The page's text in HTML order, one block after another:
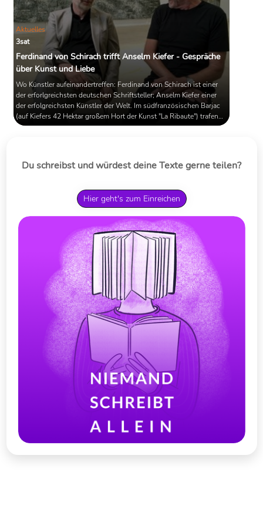
Aktuelles
3sat
Ferdinand von Schirach trifft Anselm Kiefer - Gespräche
über Kunst und Liebe
Wo Künstler aufeinandertreffen: Ferdinand von Schirach ist einer
der erforlgreichsten deutschen Schriftsteller; Anselm Kiefer einer
der erfolgreichsten Künstler der Welt. Im südfranzösischen Barjac
(auf Kiefers 42 Hektar großem Hort der Kunst "La Ribaute") trafen
sich die beiden und sprachen über Kunst, Literatur, das Leben und
Du schreibst und würdest deine Texte gerne teilen?
Hier geht's zum Einreichen